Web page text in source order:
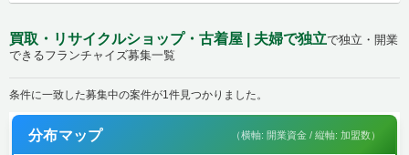
買取・リサイクルショップ・古着屋 | 夫婦で独立で独立・開業
できるフランチャイズ募集一覧
条件に一致した募集中の案件が1件見つかりました。
分布マップ （横軸: 開業資金 / 縦軸: 加盟数）